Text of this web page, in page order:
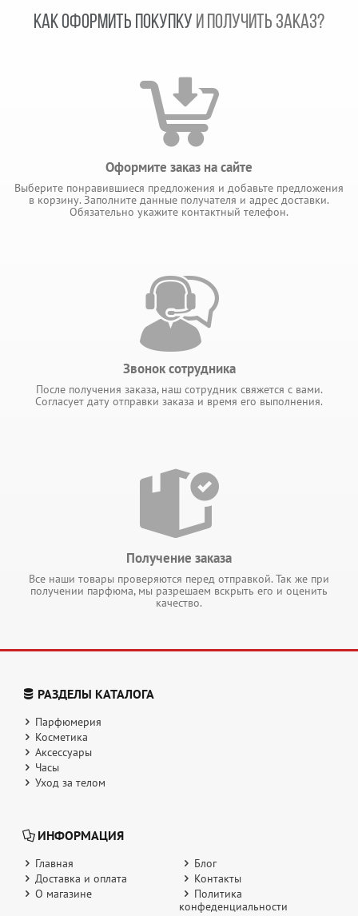
КАК ОФОРМИТЬ ПОКУПКУ И ПОЛУЧИТЬ ЗАКАЗ?
Оформите заказ на сайте
Выберите понравившиеся предложения и добавьте предложения
в корзину. Заполните данные получателя и адрес доставки.
Обязательно укажите контактный телефон.
Звонок сотрудника
После получения заказа, наш сотрудник свяжется с вами.
Согласует дату отправки заказа и время его выполнения.
Получение заказа
Все наши товары проверяются перед отправкой. Так же при
получении парфюма, мы разрешаем вскрыть его и оценить
качество.
РАЗДЕЛЫ КАТАЛОГА
Парфюмерия
Косметика
Аксессуары
Часы
Уход за телом
ИНФОРМАЦИЯ
Главная
Блог
Доставка и оплата
Контакты
О магазине
Политика
конфеденциальности